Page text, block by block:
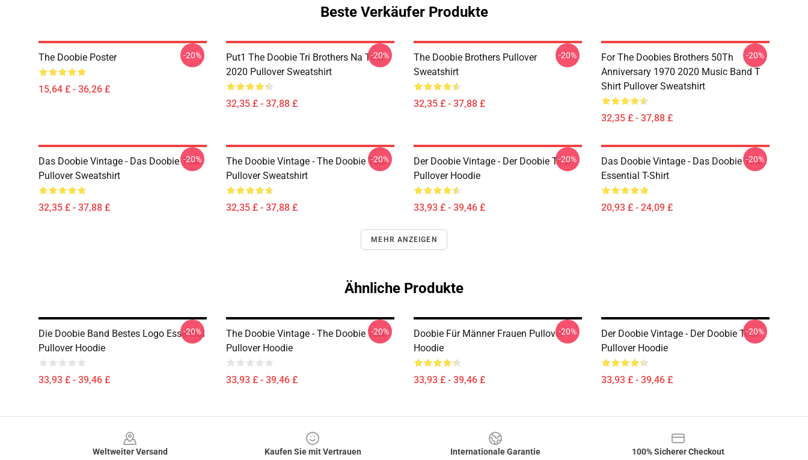
Beste Verkäufer Produkte
The Doobie Poster
15,64 £ - 36,26 £
-20%
Put1 The Doobie Tri Brothers Na Tour
2020 Pullover Sweatshirt
32,35 £ - 37,88 £
-20%
The Doobie Brothers Pullover
Sweatshirt
32,35 £ - 37,88 £
-20%
For The Doobies Brothers 50Th
Anniversary 1970 2020 Music Band T
Shirt Pullover Sweatshirt
32,35 £ - 37,88 £
-20%
Das Doobie Vintage - Das Doobie Tour
Pullover Sweatshirt
32,35 £ - 37,88 £
-20%
The Doobie Vintage - The Doobie Tour
Pullover Sweatshirt
32,35 £ - 37,88 £
-20%
Der Doobie Vintage - Der Doobie Tour
Pullover Hoodie
33,93 £ - 39,46 £
-20%
Das Doobie Vintage - Das Doobie Tour
Essential T-Shirt
20,93 £ - 24,09 £
-20%
MEHR ANZEIGEN
Ähnliche Produkte
Die Doobie Band Bestes Logo Essential
Pullover Hoodie
33,93 £ - 39,46 £
-20%
The Doobie Vintage - The Doobie Tour
Pullover Hoodie
33,93 £ - 39,46 £
-20%
Doobie Für Männer Frauen Pullover
Hoodie
33,93 £ - 39,46 £
-20%
Der Doobie Vintage - Der Doobie Tour
Pullover Hoodie
33,93 £ - 39,46 £
-20%
Weltweiter Versand
Kaufen Sie mit Vertrauen
Internationale Garantie
100% Sicherer Checkout